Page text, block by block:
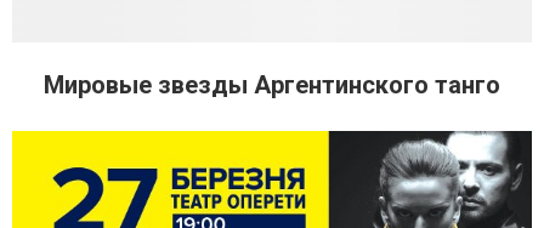
Мировые звезды Аргентинского танго